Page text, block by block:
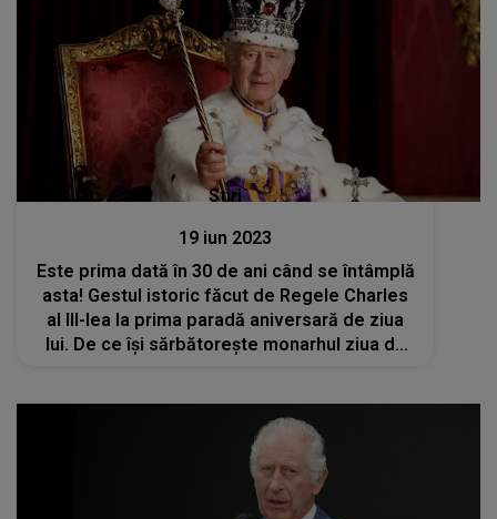
Stiri
19 iun 2023
Este prima dată în 30 de ani când se întâmplă
asta! Gestul istoric făcut de Regele Charles
al III-lea la prima paradă aniversară de ziua
lui. De ce își sărbătorește monarhul ziua de